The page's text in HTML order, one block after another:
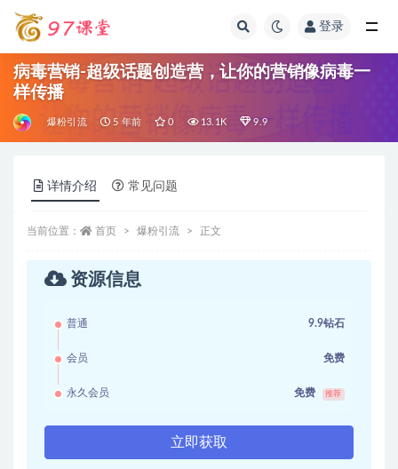
登录
病毒营销-超级话题创造营，让你的营销像病毒一
样传播
爆粉引流 5 年前 0 13.1K 9.9
详情介绍 常见问题
当前位置： 首页 爆粉引流 正文
资源信息
普通 9.9钻石
会员 免费
永久会员 免费 推荐
立即获取